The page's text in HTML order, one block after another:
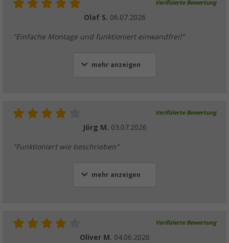
Verifizierte Bewertung
Olaf S. 06.07.2026
"Einfache Montage und funktioniert einwandfrei!"
mehr anzeigen
Verifizierte Bewertung
Jörg M. 03.07.2026
"Funktioniert wie beschrieben"
mehr anzeigen
Verifizierte Bewertung
Oliver M. 04.06.2026